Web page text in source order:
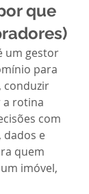
que
um gestor
para
conduzir
a rotina
com
dados e
quem
imóvel,